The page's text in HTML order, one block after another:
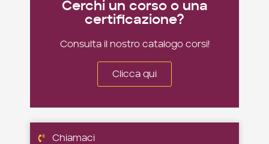
Cerchi un corso o una
certificazione?
Consulta il nostro catalogo corsi!
Clicca qui
Chiamaci